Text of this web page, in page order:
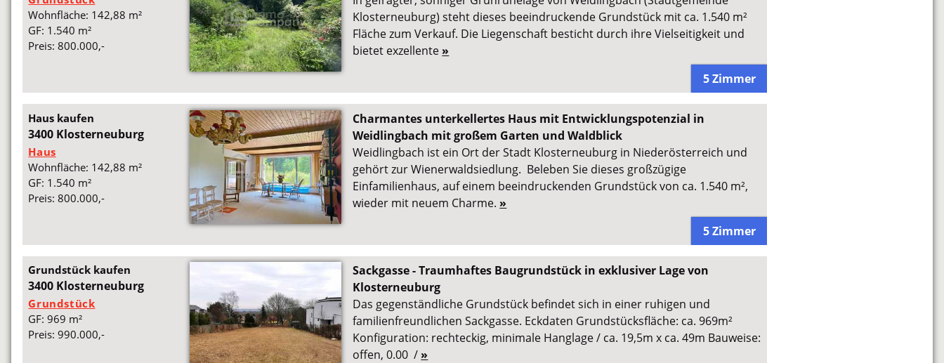
Wohnfläche: 142,88 m²
GF: 1.540 m²
Preis: 800.000,-
Klosterneuburg) steht dieses beeindruckende Grundstück mit ca. 1.540 m²
Fläche zum Verkauf. Die Liegenschaft besticht durch ihre Vielseitigkeit und
bietet exzellente »
5 Zimmer
Haus kaufen
3400 Klosterneuburg
Haus
Wohnfläche: 142,88 m²
GF: 1.540 m²
Preis: 800.000,-
Charmantes unterkellertes Haus mit Entwicklungspotenzial in
Weidlingbach mit großem Garten und Waldblick
Weidlingbach ist ein Ort der Stadt Klosterneuburg in Niederösterreich und
gehört zur Wienerwaldsiedlung. Beleben Sie dieses großzügige
Einfamilienhaus, auf einem beeindruckenden Grundstück von ca. 1.540 m²,
wieder mit neuem Charme. »
5 Zimmer
Grundstück kaufen
3400 Klosterneuburg
Grundstück
GF: 969 m²
Preis: 990.000,-
Sackgasse - Traumhaftes Baugrundstück in exklusiver Lage von
Klosterneuburg
Das gegenständliche Grundstück befindet sich in einer ruhigen und
familienfreundlichen Sackgasse. Eckdaten Grundstücksfläche: ca. 969m²
Konfiguration: rechteckig, minimale Hanglage / ca. 19,5m x ca. 49m Bauweise:
offen, 0.00 / »